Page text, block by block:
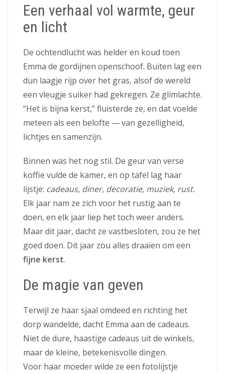
Een verhaal vol warmte, geur
en licht
De ochtendlucht was helder en koud toen
Emma de gordijnen openschoof. Buiten lag een
dun laagje rijp over het gras, alsof de wereld
een vleugje suiker had gekregen. Ze glimlachte.
“Het is bijna kerst,” fluisterde ze, en dat voelde
meteen als een belofte — van gezelligheid,
lichtjes en samenzijn.
Binnen was het nog stil. De geur van verse
koffie vulde de kamer, en op tafel lag haar
lijstje: cadeaus, diner, decoratie, muziek, rust.
Elk jaar nam ze zich voor het rustig aan te
doen, en elk jaar liep het toch weer anders.
Maar dit jaar, dacht ze vastbesloten, zou ze het
goed doen. Dit jaar zou alles draaien om een
fijne kerst.
De magie van geven
Terwijl ze haar sjaal omdeed en richting het
dorp wandelde, dacht Emma aan de cadeaus.
Niet de dure, haastige cadeaus uit de winkels,
maar de kleine, betekenisvolle dingen.
Voor haar moeder wilde ze een fotolijstje